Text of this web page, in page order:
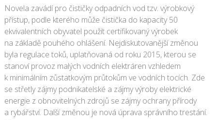
Novela zavádí pro čističky odpadních vod tzv. výrobkový
přístup, podle kterého může čistička do kapacity 50
ekvivalentních obyvatel použít certifikovaný výrobek
na základě pouhého ohlášení. Nejdiskutovanější změnou
byla regulace toků, uplatňovaná od roku 2015, kterou se
stanoví provoz malých vodních elektráren vzhledem
k minimálním zůstatkovým průtokům ve vodních tocích. Zde
se střetly zájmy podnikatelské a zájmy výroby elektrické
energie z obnovitelných zdrojů se zájmy ochrany přírody
a rybářství. Další změnou je nová úprava správního trestání.